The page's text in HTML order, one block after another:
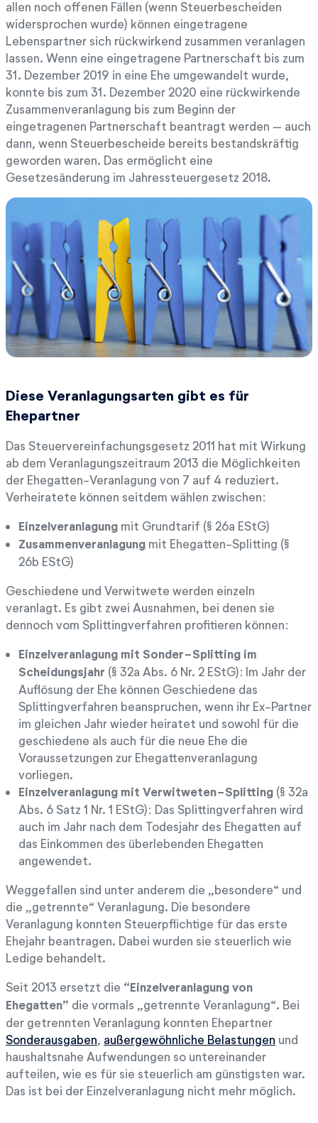
allen noch offenen Fällen (wenn Steuerbescheiden
widersprochen wurde) können eingetragene
Lebenspartner sich rückwirkend zusammen veranlagen
lassen. Wenn eine eingetragene Partnerschaft bis zum
31. Dezember 2019 in eine Ehe umgewandelt wurde,
konnte bis zum 31. Dezember 2020 eine rückwirkende
Zusammenveranlagung bis zum Beginn der
eingetragenen Partnerschaft beantragt werden – auch
dann, wenn Steuerbescheide bereits bestandskräftig
geworden waren. Das ermöglicht eine
Gesetzesänderung im Jahressteuergesetz 2018.
Diese Veranlagungsarten gibt es für
Ehepartner
Das Steuervereinfachungsgesetz 2011 hat mit Wirkung
ab dem Veranlagungszeitraum 2013 die Möglichkeiten
der Ehegatten-Veranlagung von 7 auf 4 reduziert.
Verheiratete können seitdem wählen zwischen:
Einzelveranlagung mit Grundtarif (§ 26a EStG)
Zusammenveranlagung mit Ehegatten-Splitting (§
26b EStG)
Geschiedene und Verwitwete werden einzeln
veranlagt. Es gibt zwei Ausnahmen, bei denen sie
dennoch vom Splittingverfahren profitieren können:
Einzelveranlagung mit Sonder-Splitting im
Scheidungsjahr (§ 32a Abs. 6 Nr. 2 EStG): Im Jahr der
Auflösung der Ehe können Geschiedene das
Splittingverfahren beanspruchen, wenn ihr Ex-Partner
im gleichen Jahr wieder heiratet und sowohl für die
geschiedene als auch für die neue Ehe die
Voraussetzungen zur Ehegattenveranlagung
vorliegen.
Einzelveranlagung mit Verwitweten-Splitting (§ 32a
Abs. 6 Satz 1 Nr. 1 EStG): Das Splittingverfahren wird
auch im Jahr nach dem Todesjahr des Ehegatten auf
das Einkommen des überlebenden Ehegatten
angewendet.
Weggefallen sind unter anderem die „besondere“ und
die „getrennte“ Veranlagung. Die besondere
Veranlagung konnten Steuerpflichtige für das erste
Ehejahr beantragen. Dabei wurden sie steuerlich wie
Ledige behandelt.
Seit 2013 ersetzt die “Einzelveranlagung von
Ehegatten” die vormals „getrennte Veranlagung“. Bei
der getrennten Veranlagung konnten Ehepartner
Sonderausgaben, außergewöhnliche Belastungen und
haushaltsnahe Aufwendungen so untereinander
aufteilen, wie es für sie steuerlich am günstigsten war.
Das ist bei der Einzelveranlagung nicht mehr möglich.